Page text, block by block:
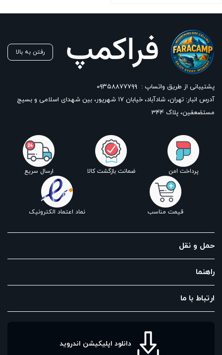
رفتن به بالا
پشتیبانی از طریق واتساپ : ۰۹۳۵۸۸۷۷۷۹۹
آدرس انبار: تهران، شادآباد، خیابان ١٧ شهریور، بین شهدای اسلامی و بسیج
مستضعفین، پلاک 344
پرداخت امن ضمانت بازگشت کالا ارسال سریع
قیمت مناسب نماد اعتماد الکترونیک
حمل و نقل
راهنما
ارتباط با ما
دانلود اپلیکیشن اندروید